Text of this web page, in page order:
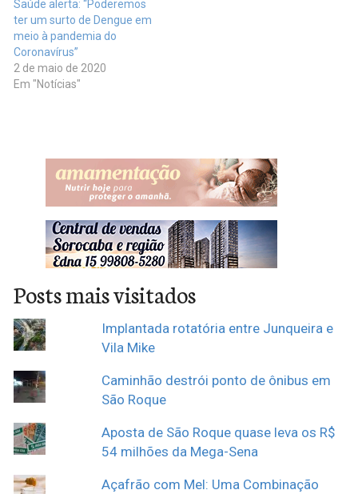
Saúde alerta: “Poderemos
ter um surto de Dengue em
meio à pandemia do
Coronavírus”
2 de maio de 2020
Em "Notícias"
Posts mais visitados
Implantada rotatória entre Junqueira e
Vila Mike
Caminhão destrói ponto de ônibus em
São Roque
Aposta de São Roque quase leva os R$
54 milhões da Mega-Sena
Açafrão com Mel: Uma Combinação